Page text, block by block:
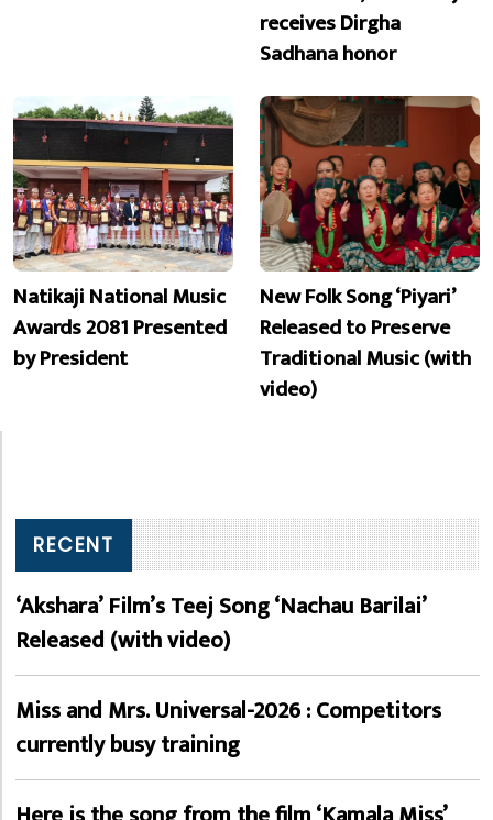
receives Dirgha
Sadhana honor
Natikaji National Music
Awards 2081 Presented
by President
New Folk Song ‘Piyari’
Released to Preserve
Traditional Music (with
video)
RECENT
‘Akshara’ Film’s Teej Song ‘Nachau Barilai’
Released (with video)
Miss and Mrs. Universal-2026 : Competitors
currently busy training